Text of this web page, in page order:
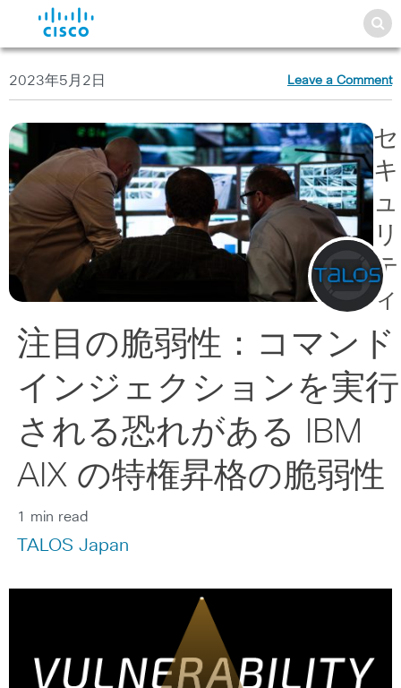
2023年5月2日 Leave a Comment
セ
キ
ュ
リ
テ
ィ
注目の脆弱性：コマンド
インジェクションを実行
される恐れがある IBM
AIX の特権昇格の脆弱性
1 min read
TALOS Japan